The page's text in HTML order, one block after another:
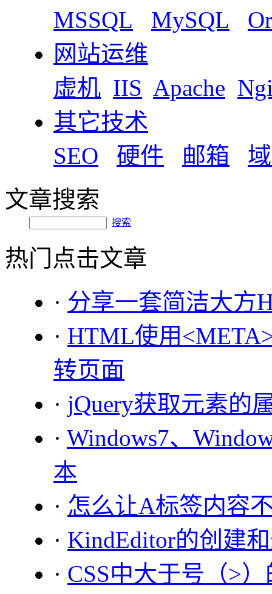
MSSQL
MySQL
网站运维
虚机 IIS Apache
其它技术
SEO
硬件 邮箱
文章搜索
搜索
热门点击文章
· 分享一套简洁大方
· HTML使用
转页面
· jQuery获取元素的
· Windows7、
本
· 怎么让A标签内容
· KindEditor的创建
· CSS中大于号（>